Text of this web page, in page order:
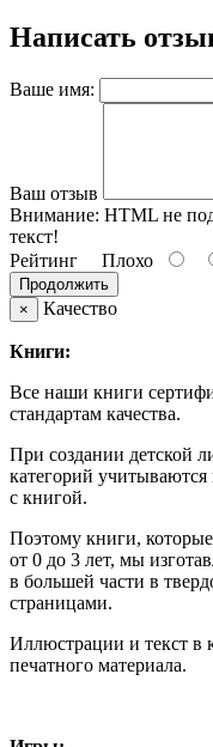
Написать
Ваше имя:
Ваш отзыв
Внимание: HTML не
текст!
Рейтинг Плохо
Продолжить
×
Качество
Книги:
Все наши книги
стандартам качества.
При создании детской
категорий учитываются
с книгой.
Поэтому книги,
от 0 до 3 лет, мы
в большей части в
страницами.
Иллюстрации и текст в
печатного материала.